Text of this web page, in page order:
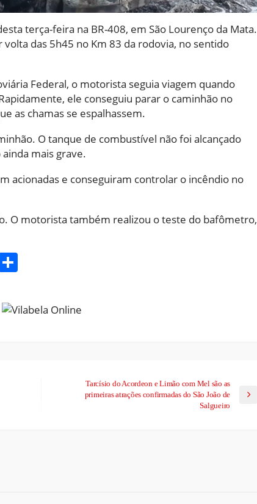
terça-feira na BR-408, em São Lourenço da Mata.
das 5h45 no Km 83 da rodovia, no sentido
Federal, o motorista seguia viagem quando
ele conseguiu parar o caminhão no
as chamas se espalhassem.
O tanque de combustível não foi alcançado
mais grave.
acionadas e conseguiram controlar o incêndio no
O motorista também realizou o teste do bafômetro,
Tarcísio do Acordeon e Limão com Mel são as
primeiras atrações confirmadas do São João de
Salgueiro